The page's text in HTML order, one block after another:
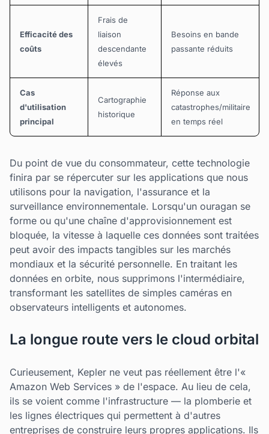
Efficacité des
coûts
Frais de
liaison
descendante
élevés
Besoins en bande
passante réduits
Cas
d'utilisation
principal
Cartographie
historique
Réponse aux
catastrophes/militaire
en temps réel
Du point de vue du consommateur, cette technologie
finira par se répercuter sur les applications que nous
utilisons pour la navigation, l'assurance et la
surveillance environnementale. Lorsqu'un ouragan se
forme ou qu'une chaîne d'approvisionnement est
bloquée, la vitesse à laquelle ces données sont traitées
peut avoir des impacts tangibles sur les marchés
mondiaux et la sécurité personnelle. En traitant les
données en orbite, nous supprimons l'intermédiaire,
transformant les satellites de simples caméras en
observateurs intelligents et autonomes.
La longue route vers le cloud orbital
Curieusement, Kepler ne veut pas réellement être l'«
Amazon Web Services » de l'espace. Au lieu de cela,
ils se voient comme l'infrastructure — la plomberie et
les lignes électriques qui permettent à d'autres
entreprises de construire leurs propres applications. Ils